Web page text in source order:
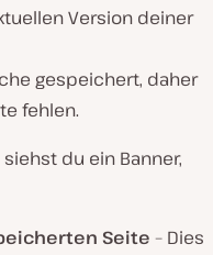
Version deiner
gespeichert, daher
fehlen.
du ein Banner,
Seite – Dies